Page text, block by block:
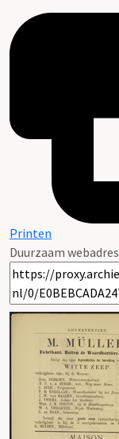
Printen
Duurzaam webadres